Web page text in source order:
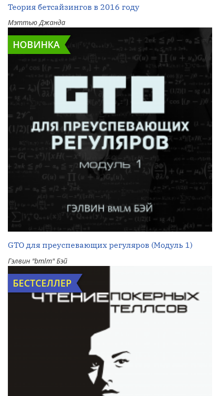
Теория бетсайзингов в 2016 году
Мэттью Джанда
GTO для преуспевающих регуляров (Модуль 1)
Гэлвин "bmlm" Бэй
НОВИНКА
БЕСТСЕЛЛЕР